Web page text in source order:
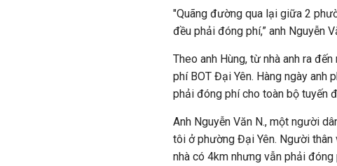
"Quãng đường qua lại giữa 2
đều phải đóng phí,” anh Nguyễn
Theo anh Hùng, từ nhà anh ra
phí BOT Đại Yên. Hàng ngày anh
phải đóng phí cho toàn bộ tuyến
Anh Nguyễn Văn N., một người
tôi ở phường Đại Yên. Người thân
nhà có 4km nhưng vẫn phải